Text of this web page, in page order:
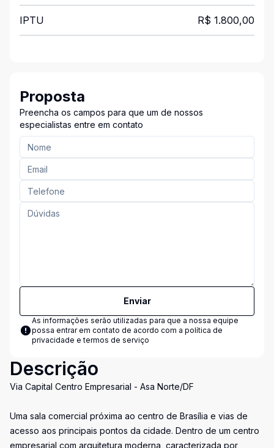
IPTU R$ 1.800,00
Proposta
Preencha os campos para que um de nossos
especialistas entre em contato
Enviar
As informações serão utilizadas para que a nossa equipe
possa entrar em contato de acordo com a política de
privacidade e termos de serviço
Descrição
Via Capital Centro Empresarial - Asa Norte/DF
Uma sala comercial próxima ao centro de Brasília e vias de
acesso aos principais pontos da cidade. Dentro de um centro
empresarial com arquitetura moderna, caracterizada por